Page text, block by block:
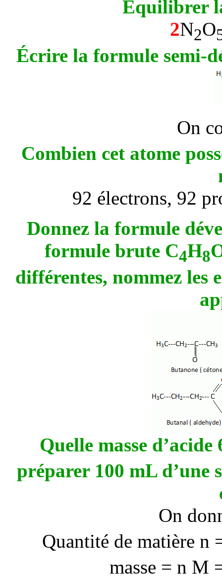
Equilibrer
2N2O
Écrire la formule semi-
On
Combien cet atome
92 électrons, 92
Donnez la formule
formule brute C4H8
différentes, nommez les
Quelle masse
préparer 100 mL d’une
On
Quantité de matière
masse = n M